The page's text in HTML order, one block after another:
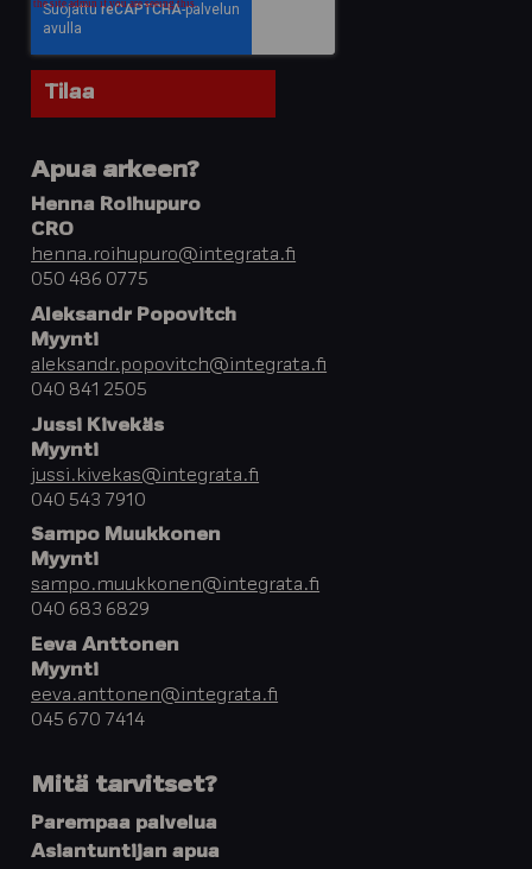
Apua arkeen?
Henna Roihupuro
CRO
henna.roihupuro@integrata.fi
050 486 0775
Aleksandr Popovitch
Myynti
aleksandr.popovitch@integrata.fi
040 841 2505
Jussi Kivekäs
Myynti
jussi.kivekas@integrata.fi
040 543 7910
Sampo Muukkonen
Myynti
sampo.muukkonen@integrata.fi
040 683 6829
Eeva Anttonen
Myynti
eeva.anttonen@integrata.fi
045 670 7414
Mitä tarvitset?
Parempaa palvelua
Asiantuntijan apua